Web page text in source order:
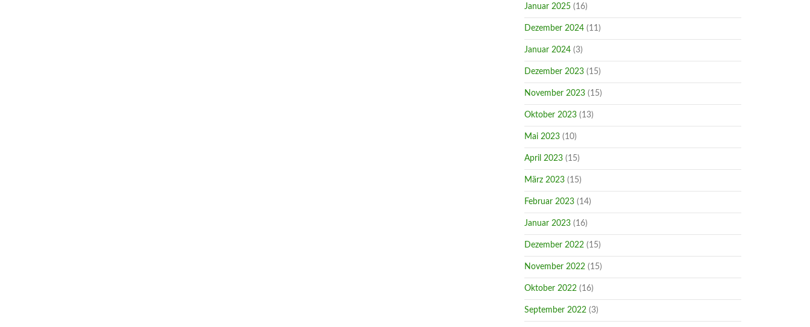
Januar 2025 (16)
Dezember 2024 (11)
Januar 2024 (3)
Dezember 2023 (15)
November 2023 (15)
Oktober 2023 (13)
Mai 2023 (10)
April 2023 (15)
März 2023 (15)
Februar 2023 (14)
Januar 2023 (16)
Dezember 2022 (15)
November 2022 (15)
Oktober 2022 (16)
September 2022 (3)